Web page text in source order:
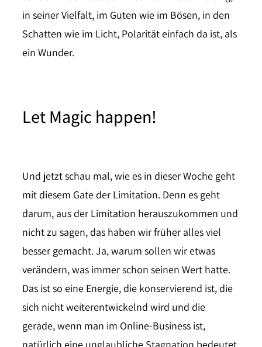
in seiner Vielfalt, im Guten wie im Bösen, in den
Schatten wie im Licht, Polarität einfach da ist, als
ein Wunder.
Let Magic happen!
Und jetzt schau mal, wie es in dieser Woche geht
mit diesem Gate der Limitation. Denn es geht
darum, aus der Limitation herauszukommen und
nicht zu sagen, das haben wir früher alles viel
besser gemacht. Ja, warum sollen wir etwas
verändern, was immer schon seinen Wert hatte.
Das ist so eine Energie, die konservierend ist, die
sich nicht weiterentwickelnd wird und die
gerade, wenn man im Online-Business ist,